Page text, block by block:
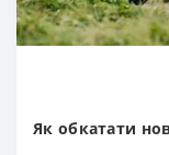
Як обкатати